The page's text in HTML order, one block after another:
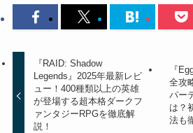
『RAID: Shadow
Legends』2025年最新レビ
ュー！400種類以上の英雄
が登場する超本格ダークフ
ァンタジーRPGを徹底解
説！
『
全攻
パー
は？
法も